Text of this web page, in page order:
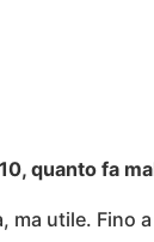
quanto fa
ma utile. Fino